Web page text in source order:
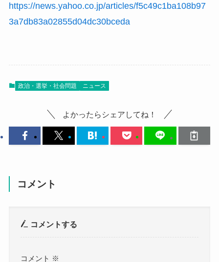
https://news.yahoo.co.jp/articles/f5c49c1ba108b97
3a7db83a02855d04dc30bceda
政治・選挙・社会問題 ニュース
よかったらシェアしてね！
コメント
コメントする
コメント ※